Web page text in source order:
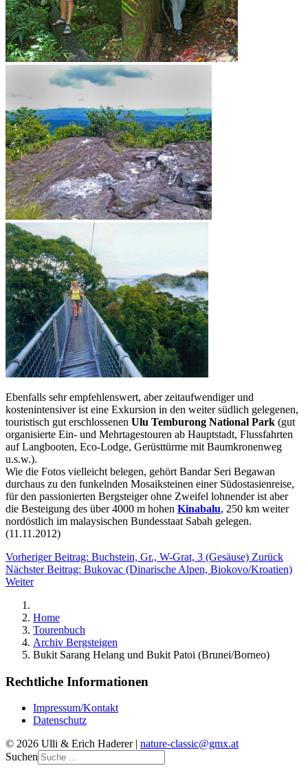
Ebenfalls sehr empfehlenswert, aber zeitaufwendiger und
kostenintensiver ist eine Exkursion in den weiter südlich gelegenen,
touristisch gut erschlossenen Ulu Temburong National Park (gut
organisierte Ein- und Mehrtagestouren ab Hauptstadt, Flussfahrten
auf Langbooten, Eco-Lodge, Gerüsttürme mit Baumkronenweg
u.s.w.).
Wie die Fotos vielleicht belegen, gehört Bandar Seri Begawan
durchaus zu den funkelnden Mosaiksteinen einer Südostasienreise,
für den passionierten Bergsteiger ohne Zweifel lohnender ist aber
die Besteigung des über 4000 m hohen Kinabalu, 250 km weiter
nordöstlich im malaysischen Bundesstaat Sabah gelegen.
(11.11.2012)
Vorheriger Beitrag: Buchstein, Gr., W-Grat, 3 (Gesäuse) Zurück
Nächster Beitrag: Bukovac (Dinarische Alpen, Biokovo/Kroatien)
Weiter
Home
Tourenbuch
Archiv Bergsteigen
Bukit Sarang Helang und Bukit Patoi (Brunei/Borneo)
Rechtliche Informationen
Impressum/Kontakt
Datenschutz
© 2026 Ulli & Erich Haderer | nature-classic@gmx.at
Suchen